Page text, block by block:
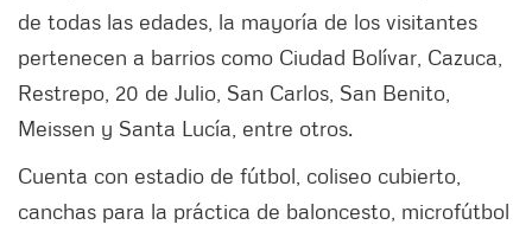
de todas las edades, la mayoría de los visitantes
pertenecen a barrios como Ciudad Bolívar, Cazuca,
Restrepo, 20 de Julio, San Carlos, San Benito,
Meissen y Santa Lucía, entre otros.
Cuenta con estadio de fútbol, coliseo cubierto,
canchas para la práctica de baloncesto, microfútbol